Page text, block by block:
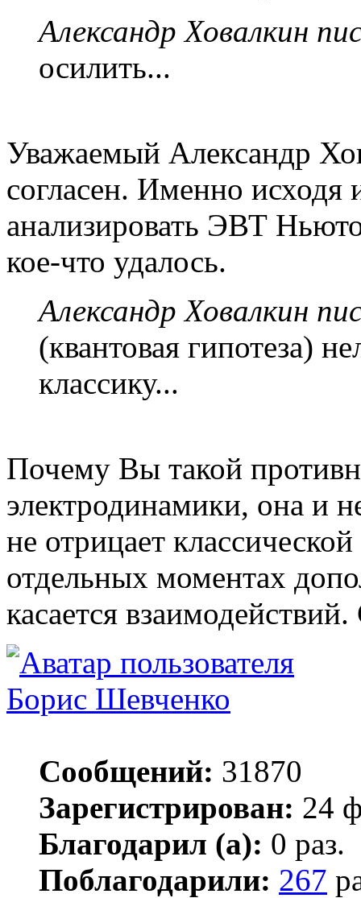
Александр Ховалкин
осилить...
Уважаемый Александр
согласен. Именно исходя
анализировать ЭВТ
кое-что удалось.
Александр Ховалкин
(квантовая гипотеза)
классику...
Почему Вы такой
электродинамики, она и
не отрицает
отдельных моментах
касается
Борис Шевченко
Сообщений: 31870
Зарегистрирован: 24
Благодарил (а): 0 раз.
Поблагодарили: 267